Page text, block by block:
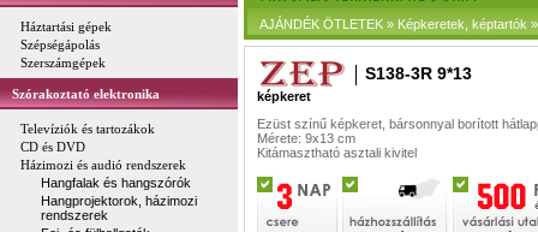
Háztartási gépek
Szépségápolás
Szerszámgépek
Szórakoztató elektronika
Televíziók és tartozákok
CD és DVD
Házimozi és audió rendszerek
Hangfalak és hangszórók
Hangprojektorok, házimozi
rendszerek
AJÁNDÉK ÖTLETEK » Képkeretek, képtartók
S138-3R 9*13
képkeret
Ezüst színű képkeret, bársonnyal borított
Mérete: 9x13 cm
Kitámasztható asztali kivitel